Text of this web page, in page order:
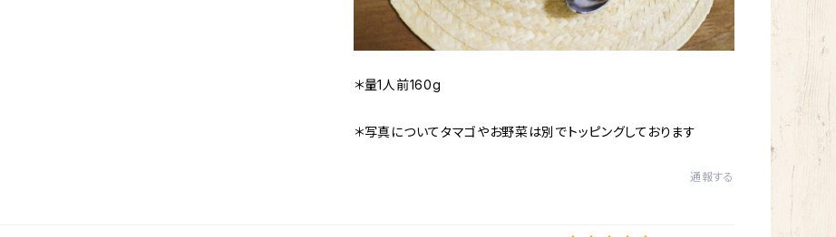
＊量1人前160g
＊写真についてタマゴやお野菜は別でトッピングしております
通報する